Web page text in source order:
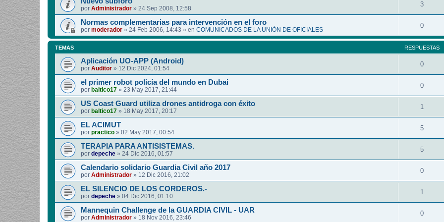
por Administrador » 24 Sep 2008, 12:58
3
Normas complementarias para intervención en el foro
por moderador » 24 Feb 2006, 14:43 » en COMUNICADOS DE LA UNIÓN DE OFICIALES
0
TEMAS RESPUESTAS
Aplicación UO-APP (Android)
por Auditor » 12 Dic 2024, 01:54
0
el primer robot policía del mundo en Dubai
por baltico17 » 23 May 2017, 21:44
0
US Coast Guard utiliza drones antidroga con éxito
por baltico17 » 18 May 2017, 20:17
1
EL ACIMUT
por practico » 02 May 2017, 00:54
5
TERAPIA PARA ANTISISTEMAS.
por depeche » 24 Dic 2016, 01:57
5
Calendario solidario Guardia Civil año 2017
por Administrador » 12 Dic 2016, 21:02
0
EL SILENCIO DE LOS CORDEROS.-
por depeche » 04 Dic 2016, 01:10
1
Mannequin Challenge de la GUARDIA CIVIL - UAR
por Administrador » 18 Nov 2016, 23:46
0